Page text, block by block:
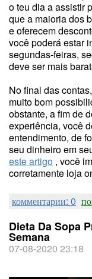
o teu dia a assistir
que a maioria dos
e oferecem
você poderá estar
segundas-feiras,
deve ser mais
No final das
muito bom
obstante, a fim de
experiência, você
entendimento, de
seu dinheiro em
este artigo , você
corretamente loja
комментарии: 0
Dieta Da Sopa
Semana
07-08-2020 23:18